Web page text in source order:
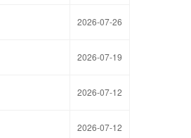
2026-07-26
2026-07-19
2026-07-12
2026-07-12